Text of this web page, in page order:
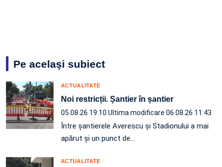
Pe același subiect
ACTUALITATE
Noi restricții. Șantier în șantier
05.08.26 19:10 Ultima modificare 06.08.26 11:43
Între șantierele Averescu și Stadionului a mai
apărut și un punct de…
ACTUALITATE